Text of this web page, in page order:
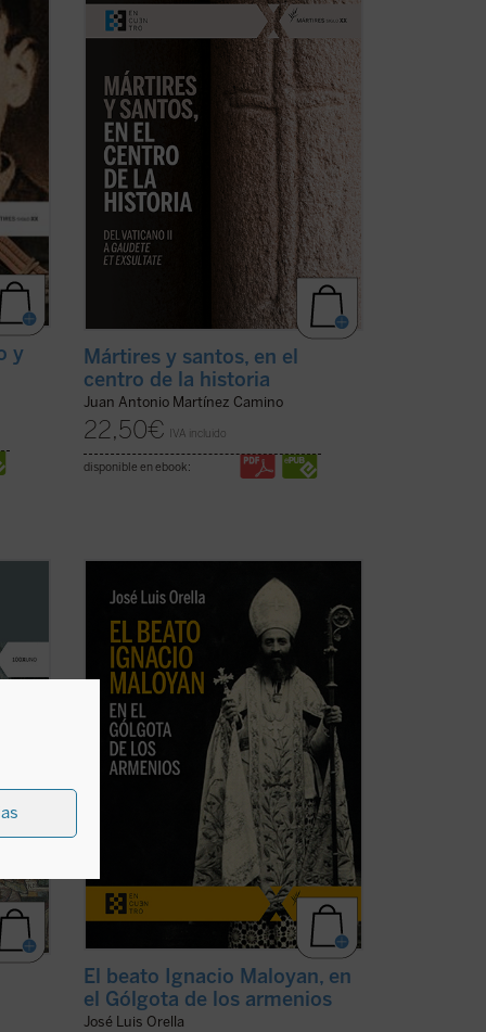
y
los santos y sus misiones, más que por
papas, obispos y concilios. Es una historia
aún por hacer, pero exigida por la
enseñanza del Vaticano II y deGaudete
et ...(ver ficha)
Mártires y santos, en el
centro de la historia
Juan Antonio Martínez Camino
22,50€ IVA incluido
disponible en ebook:
El beato Ignacio Maloyan, arzobispo de
Mardin (Turquía), martirizado en 1915, es
uno de los seis obispos armenios
católicos que fueron víctimas del
genocidio armenio en las primeras
décadas del siglo XX. Este libro descubre
aquella hermosa y ...(ver ficha)
El beato Ignacio Maloyan, en
el Gólgota de los armenios
José Luis Orella